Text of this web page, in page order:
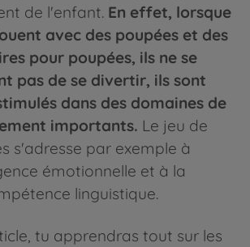
de l'enfant. En effet, lorsque
avec des poupées et des
pour poupées, ils ne se
pas de se divertir, ils sont
dans des domaines de
importants. Le jeu de
s'adresse par exemple à
émotionnelle et à la
linguistique.
tu apprendras tout sur les